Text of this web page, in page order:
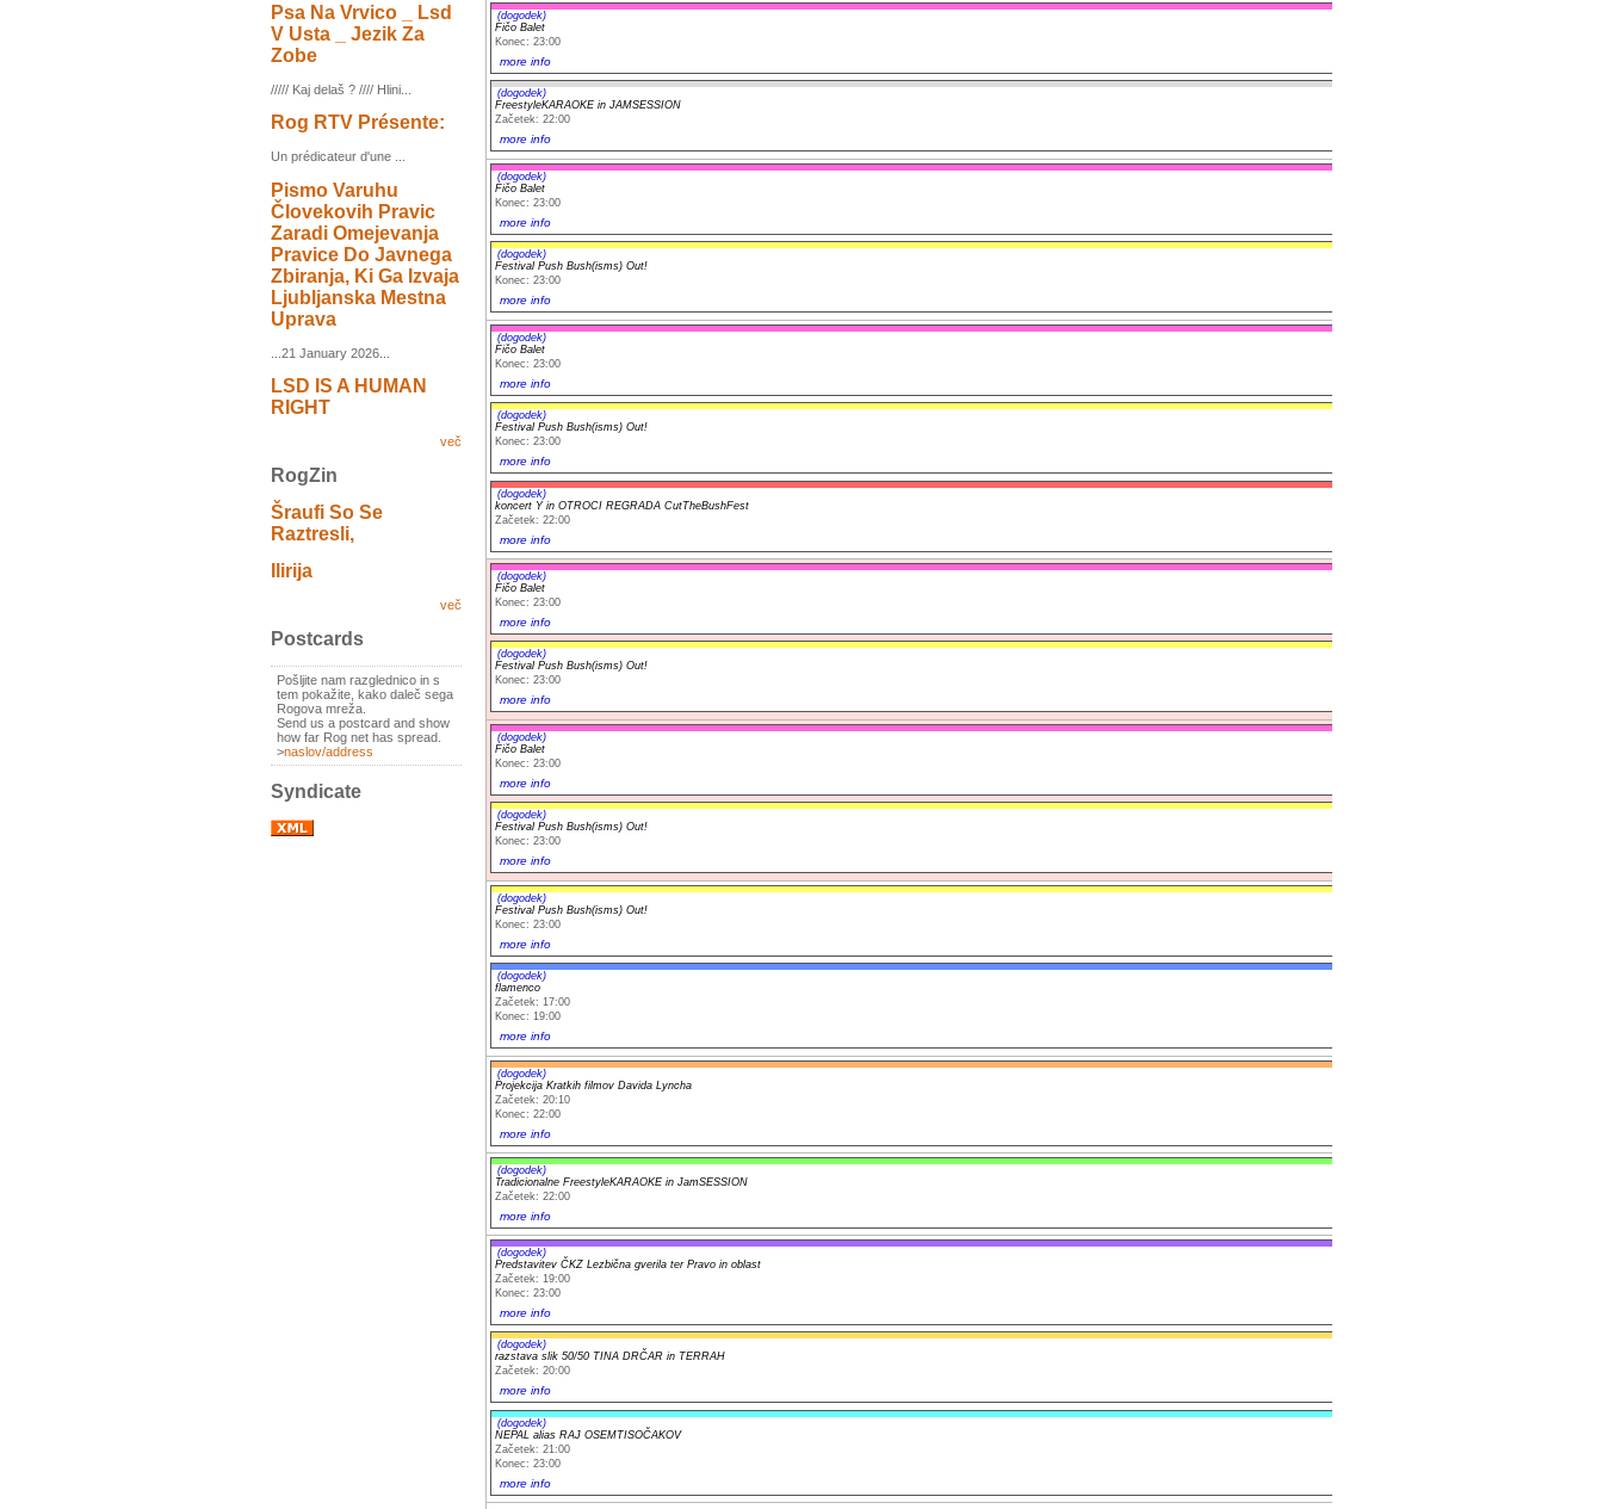
Psa Na Vrvico _ Lsd
V Usta _ Jezik Za
Zobe
///// Kaj delaš ? //// Hlini...
Rog RTV Présente:
Un prédicateur d'une ...
Pismo Varuhu
Človekovih Pravic
Zaradi Omejevanja
Pravice Do Javnega
Zbiranja, Ki Ga Izvaja
Ljubljanska Mestna
Uprava
...21 January 2026...
LSD IS A HUMAN
RIGHT
več
RogZin
Šraufi So Se
Raztresli,
Ilirija
več
Postcards
Pošljite nam razglednico in s
tem pokažite, kako daleč sega
Rogova mreža.
Send us a postcard and show
how far Rog net has spread.
>naslov/address
Syndicate
(dogodek)
Fičo Balet
Konec: 23:00
more info
(dogodek)
FreestyleKARAOKE in JAMSESSION
Začetek: 22:00
more info
(dogodek)
Fičo Balet
Konec: 23:00
more info
(dogodek)
Festival Push Bush(isms) Out!
Konec: 23:00
more info
(dogodek)
Fičo Balet
Konec: 23:00
more info
(dogodek)
Festival Push Bush(isms) Out!
Konec: 23:00
more info
(dogodek)
koncert Y in OTROCI REGRADA CutTheBushFest
Začetek: 22:00
more info
(dogodek)
Fičo Balet
Konec: 23:00
more info
(dogodek)
Festival Push Bush(isms) Out!
Konec: 23:00
more info
(dogodek)
Fičo Balet
Konec: 23:00
more info
(dogodek)
Festival Push Bush(isms) Out!
Konec: 23:00
more info
(dogodek)
Festival Push Bush(isms) Out!
Konec: 23:00
more info
(dogodek)
flamenco
Začetek: 17:00
Konec: 19:00
more info
(dogodek)
Projekcija Kratkih filmov Davida Lyncha
Začetek: 20:10
Konec: 22:00
more info
(dogodek)
Tradicionalne FreestyleKARAOKE in JamSESSION
Začetek: 22:00
more info
(dogodek)
Predstavitev ČKZ Lezbična gverila ter Pravo in oblast
Začetek: 19:00
Konec: 23:00
more info
(dogodek)
razstava slik 50/50 TINA DRČAR in TERRAH
Začetek: 20:00
more info
(dogodek)
NEPAL alias RAJ OSEMTISOČAKOV
Začetek: 21:00
Konec: 23:00
more info